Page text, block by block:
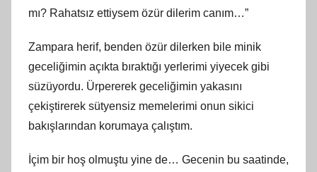
mı? Rahatsız ettiysem özür dilerim canım…”
Zampara herif, benden özür dilerken bile minik
geceliğimin açıkta bıraktığı yerlerimi yiyecek gibi
süzüyordu. Ürpererek geceliğimin yakasını
çekiştirerek sütyensiz memelerimi onun sikici
bakışlarından korumaya çalıştım.
İçim bir hoş olmuştu yine de… Gecenin bu saatinde,